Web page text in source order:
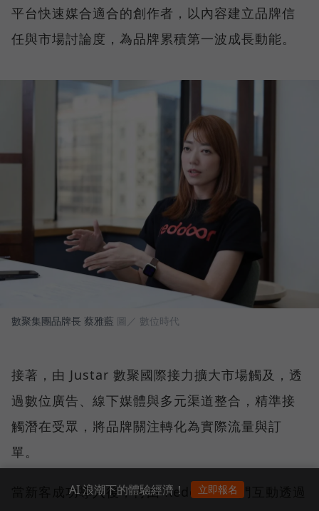
平台快速媒合適合的創作者，以內容建立品牌信
任與市場討論度，為品牌累積第一波成長動能。
數聚集團品牌長 蔡雅藍 圖／ 數位時代
接著，由 Justar 數聚國際接力擴大市場觸及，透
過數位廣告、線下媒體與多元渠道整合，精準接
觸潛在受眾，將品牌關注轉化為實際流量與訂
單。
當新客成功導入後，再由 Reddoor 紅門互動透過
AI 浪潮下的體驗經濟！ 立即報名